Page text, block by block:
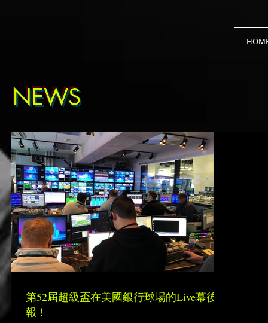
NEWS
第52屆超級盃在美國銀行球場的Live幕後情
報！